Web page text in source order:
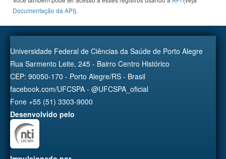
Documentação da API).
Universidade Federal de Ciências da Saúde de Porto Alegre
Rua Sarmento Leite, 245 - Bairro Centro Histórico
CEP: 90050-170 - Porto Alegre/RS - Brasil
facebook.com/UFCSPA - @UFCSPA_oficial
Fone +55 (51) 3303-9000
Desenvolvido pelo